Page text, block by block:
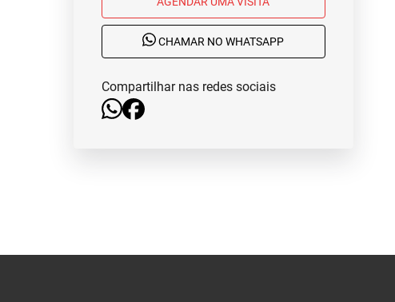
CHAMAR NO WHATSAPP
Compartilhar nas redes sociais